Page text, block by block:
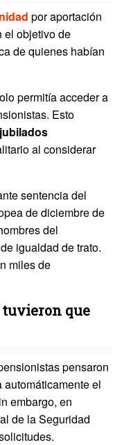
por aportación
el objetivo de
de quienes habían
permitía acceder a
Esto
al considerar
sentencia del
de diciembre de
del
igualdad de trato.
miles de
tuvieron que
pensaron
el
embargo, en
de la Seguridad